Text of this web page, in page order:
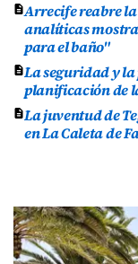
Arrecife reabre
analíticas
para el baño"
La seguridad y
planificación de
La juventud de
en La Caleta de